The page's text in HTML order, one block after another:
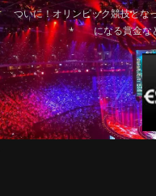
ついに！オリンピック競技とな
になる賞金な